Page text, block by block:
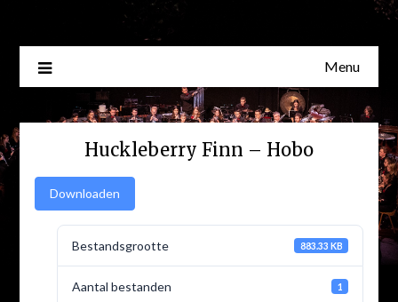
Menu
Huckleberry Finn – Hobo
Downloaden
Bestandsgrootte 883.33 KB
Aantal bestanden 1